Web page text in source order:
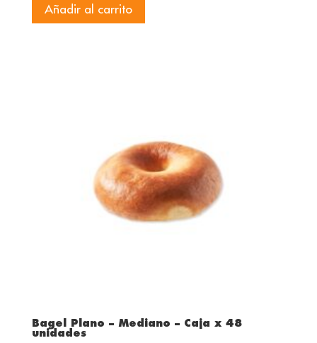
Añadir al carrito
Bagel Plano – Mediano – Caja x 48
unidades